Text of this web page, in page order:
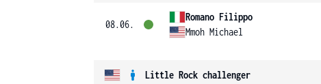
08.06.
Romano Filippo
Mmoh Michael
Little Rock challenger